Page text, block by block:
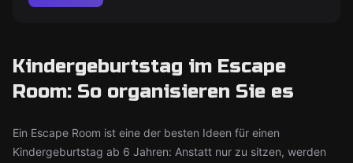
Kindergeburtstag im Escape
Room: So organisieren Sie es
Ein Escape Room ist eine der besten Ideen für einen
Kindergeburtstag ab 6 Jahren: Anstatt nur zu sitzen, werden